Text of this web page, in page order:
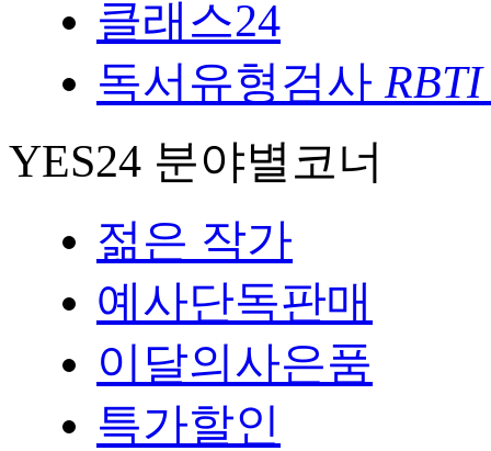
클래스24
독서유형검사
YES24 분야별코너
젊은 작가
예사단독판매
이달의사은품
특가할인